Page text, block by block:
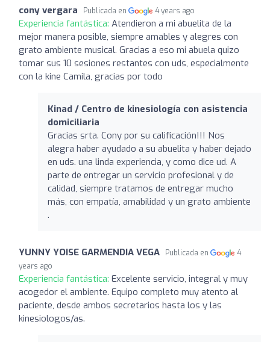
cony vergara Publicada en 4 years ago
Experiencia fantástica: Atendieron a mi abuelita de la
mejor manera posible, siempre amables y alegres con
grato ambiente musical. Gracias a eso mi abuela quizo
tomar sus 10 sesiones restantes con uds, especialmente
con la kine Camila, gracias por todo
Kinad / Centro de kinesiología con asistencia
domiciliaria
Gracias srta. Cony por su calificación!!! Nos
alegra haber ayudado a su abuelita y haber dejado
en uds. una linda experiencia, y como dice ud. A
parte de entregar un servicio profesional y de
calidad, siempre tratamos de entregar mucho
más, con empatía, amabilidad y un grato ambiente
.
YUNNY YOISE GARMENDIA VEGA Publicada en
4
years ago
Experiencia fantástica: Excelente servicio, integral y muy
acogedor el ambiente. Equipo completo muy atento al
paciente, desde ambos secretarios hasta los y las
kinesiologos/as.